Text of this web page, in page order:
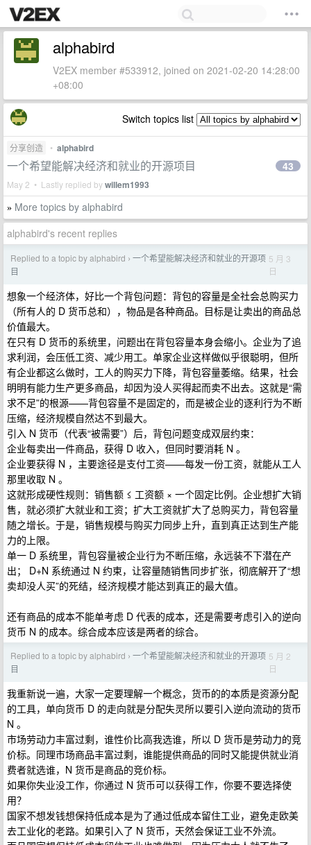
alphabird
V2EX member #533912, joined on 2021-02-20 14:28:00
+08:00
Switch topics list
分享创造 • alphabird
一个希望能解决经济和就业的开源项目
May 2 • Lastly replied bywillem1993
43
» More topics by alphabird
alphabird's recent replies
Replied to a topic by alphabird › 一个希望能解决经济和就业的开源项
目
5 月 3
日
想象一个经济体，好比一个背包问题：背包的容量是全社会总购买力
（所有人的 D 货币总和），物品是各种商品。目标是让卖出的商品总
价值最大。
在只有 D 货币的系统里，问题出在背包容量本身会缩小。企业为了追
求利润，会压低工资、减少用工。单家企业这样做似乎很聪明，但所
有企业都这么做时，工人的购买力下降，背包容量萎缩。结果，社会
明明有能力生产更多商品，却因为没人买得起而卖不出去。这就是“需
求不足”的根源——背包容量不是固定的，而是被企业的逐利行为不断
压缩，经济规模自然达不到最大。
引入 N 货币（代表“被需要”）后，背包问题变成双层约束：
企业每卖出一件商品，获得 D 收入，但同时要消耗 N 。
企业要获得 N ，主要途径是支付工资——每发一份工资，就能从工人
那里收取 N 。
这就形成硬性规则：销售额 ≤ 工资额 × 一个固定比例。企业想扩大销
售，就必须扩大就业和工资；扩大工资就扩大了总购买力，背包容量
随之增长。于是，销售规模与购买力同步上升，直到真正达到生产能
力的上限。
单一 D 系统里，背包容量被企业行为不断压缩，永远装不下潜在产
出； D+N 系统通过 N 约束，让容量随销售同步扩张，彻底解开了“想
卖却没人买”的死结，经济规模才能达到真正的最大值。
还有商品的成本不能单考虑 D 代表的成本，还是需要考虑引入的逆向
货币 N 的成本。综合成本应该是两者的综合。
Replied to a topic by alphabird › 一个希望能解决经济和就业的开源项
目
5 月 2
日
我重新说一遍，大家一定要理解一个概念，货币的的本质是资源分配
的工具，单向货币 D 的走向就是分配失灵所以要引入逆向流动的货币
N 。
市场劳动力丰富过剩，谁性价比高我选谁，所以 D 货币是劳动力的竞
价标。同理市场商品丰富过剩，谁能提供商品的同时又能提供就业消
费者就选谁，N 货币是商品的竞价标。
如果你失业没工作，你通过 N 货币可以获得工作，你要不要选择使
用？
国家不想发钱想保持低成本是为了通过低成本留住工业，避免走欧美
去工业化的老路。如果引入了 N 货币，天然会保证工业不外流。